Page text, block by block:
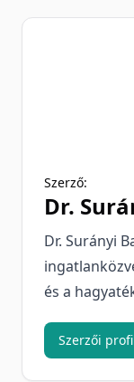
Szerző:
Dr.
Dr. Surányi
és a
Szerzői